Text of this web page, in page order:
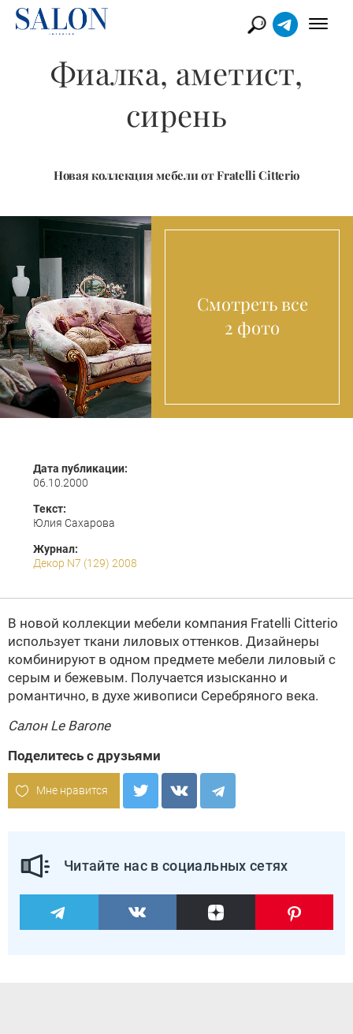
Фиалка, аметист,
сирень
Новая коллекция мебели от Fratelli Citterio
Смотреть все
2 фото
Дата публикации:
06.10.2000
Текст:
Юлия Сахарова
Журнал:
Декор N7 (129) 2008
В новой коллекции мебели компания Fratelli Citterio
использует ткани лиловых оттенков. Дизайнеры
комбинируют в одном предмете мебели лиловый с
серым и бежевым. Получается изысканно и
романтично, в духе живописи Серебряного века.
Салон Le Barone
Поделитесь с друзьями
Мне нравится
Читайте нас в социальных сетях